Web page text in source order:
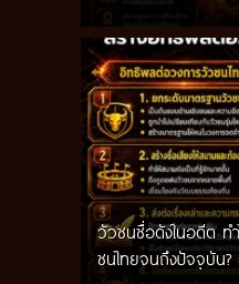
วัวชนชื่อดังในอดีต ท
ชนไทยจนถึงปัจจุบัน?
กติกาวัวชนสมัยก่อน
ผ่านภูมิปัญญาท้องถิ่น